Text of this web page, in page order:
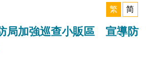
繁
简
局加強巡查小販區 宣導防